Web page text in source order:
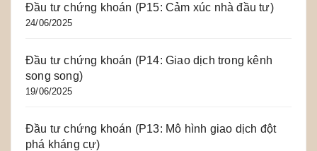
Đầu tư chứng khoán (P15: Cảm xúc nhà đầu tư)
24/06/2025
Đầu tư chứng khoán (P14: Giao dịch trong kênh
song song)
19/06/2025
Đầu tư chứng khoán (P13: Mô hình giao dịch đột
phá kháng cự)